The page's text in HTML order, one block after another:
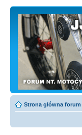
Strona główna forum